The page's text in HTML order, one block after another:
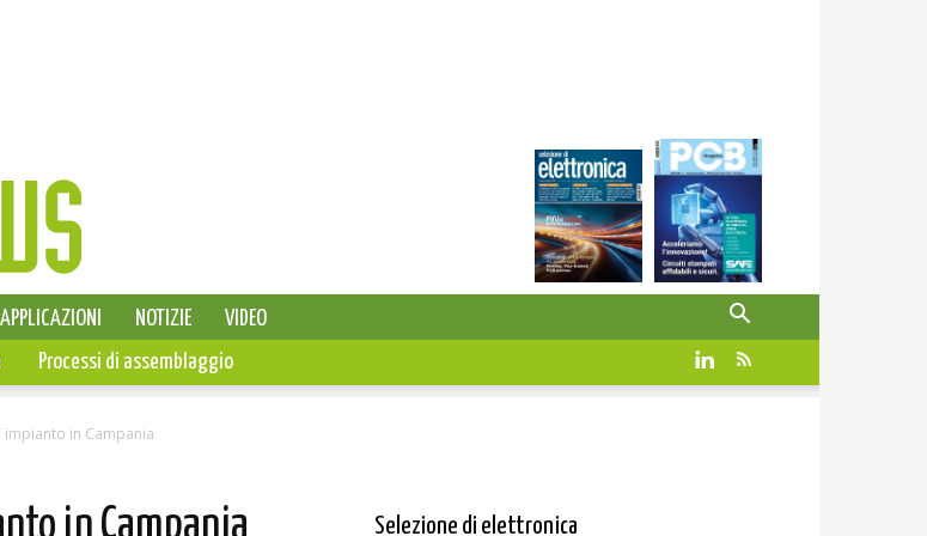
APPLICAZIONI NOTIZIE
VIDEO
Processi di assemblaggio
in Campania
in Campania Selezione di elettronica